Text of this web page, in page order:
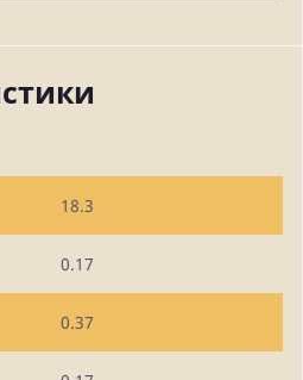
18.3
0.17
0.37